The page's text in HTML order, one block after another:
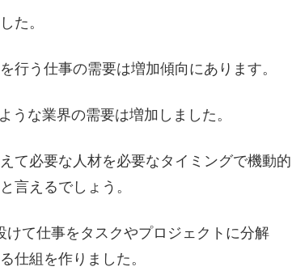
た。
行う仕事の需要は増加傾向にあります。
うな業界の需要は増加しました。
て必要な人材を必要なタイミングで機動的
言えるでしょう。
て仕事をタスクやプロジェクトに分解
仕組を作りました。